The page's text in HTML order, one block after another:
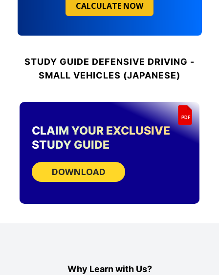
CALCULATE NOW
STUDY GUIDE DEFENSIVE DRIVING -
SMALL VEHICLES (JAPANESE)
PDF
CLAIM YOUR EXCLUSIVE
STUDY GUIDE
DOWNLOAD
Why Learn with Us?